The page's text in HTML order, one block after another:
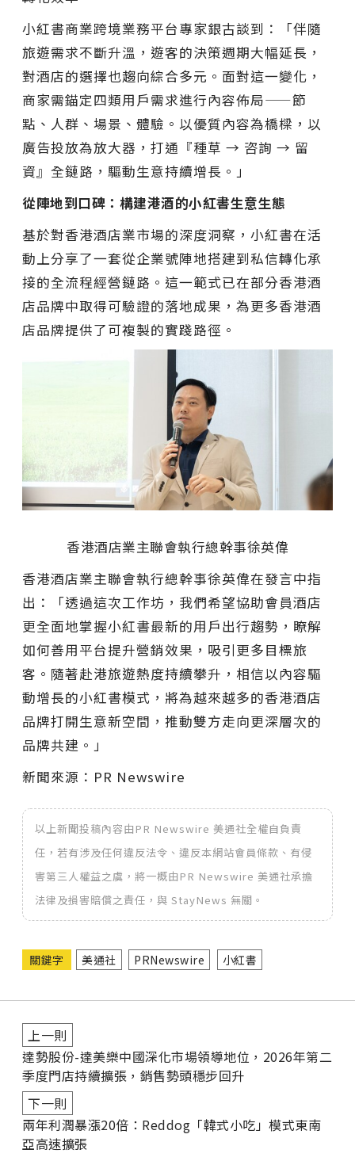
小紅書商業跨境業務平台專家銀古談到：「伴隨
旅遊需求不斷升溫，遊客的決策週期大幅延長，
對酒店的選擇也趨向綜合多元。面對這一變化，
商家需錨定四類用戶需求進行內容佈局——節
點、人群、場景、體驗。以優質內容為橋樑，以
廣告投放為放大器，打通 『種草 → 咨詢 → 留
資』 全鏈路，驅動生意持續增長。」
從陣地到口碑：構建港酒的小紅書生意生態
基於對香港酒店業市場的深度洞察，小紅書在活
動上分享了一套從企業號陣地搭建到私信轉化承
接的全流程經營鏈路。這一範式已在部分香港酒
店品牌中取得可驗證的落地成果，為更多香港酒
店品牌提供了可複製的實踐路徑。
香港酒店業主聯會執行總幹事徐英偉
香港酒店業主聯會執行總幹事徐英偉在發言中指
出：「透過這次工作坊，我們希望協助會員酒店
更全面地掌握小紅書最新的用戶出行趨勢，瞭解
如何善用平台提升營銷效果，吸引更多目標旅
客。隨著赴港旅遊熱度持續攀升，相信以內容驅
動增長的小紅書模式，將為越來越多的香港酒店
品牌打開生意新空間，推動雙方走向更深層次的
品牌共建。」
新聞來源：PR Newswire
以上新聞投稿內容由PR Newswire 美通社全權自負責
任，若有涉及任何違反法令、違反本網站會員條款、有侵
害第三人權益之虞，將一概由PR Newswire 美通社承擔
法律及損害賠償之責任，與 StayNews 無關。
關鍵字 美通社 PRNewswire 小紅書
上一則
達勢股份-達美樂中國深化市場領導地位，2026年第二
季度門店持續擴張，銷售勢頭穩步回升
下一則
兩年利潤暴漲20倍：Reddog「韓式小吃」模式東南
亞高速擴張